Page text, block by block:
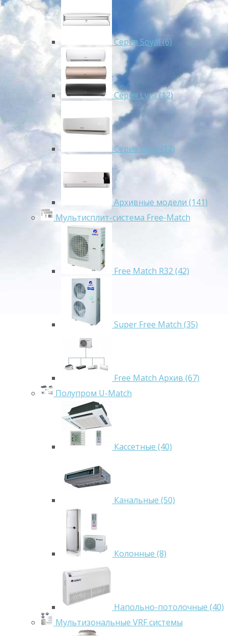
Cерия Soyal (6)
Серия Lyra (12)
Серия Bora (12)
Архивные модели (141)
Мультисплит-система Free-Match
Free Match R32 (42)
Super Free Match (35)
Free Match Архив (67)
Полупром U-Match
Кассетные (40)
Канальные (50)
Колонные (8)
Напольно-потолочные (40)
Мультизональные VRF системы